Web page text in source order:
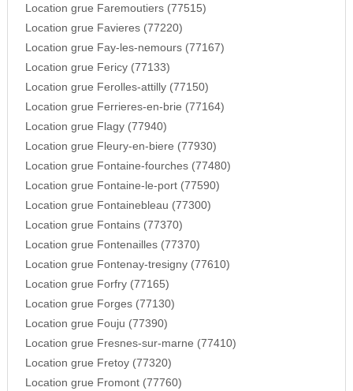
Location grue Faremoutiers (77515)
Location grue Favieres (77220)
Location grue Fay-les-nemours (77167)
Location grue Fericy (77133)
Location grue Ferolles-attilly (77150)
Location grue Ferrieres-en-brie (77164)
Location grue Flagy (77940)
Location grue Fleury-en-biere (77930)
Location grue Fontaine-fourches (77480)
Location grue Fontaine-le-port (77590)
Location grue Fontainebleau (77300)
Location grue Fontains (77370)
Location grue Fontenailles (77370)
Location grue Fontenay-tresigny (77610)
Location grue Forfry (77165)
Location grue Forges (77130)
Location grue Fouju (77390)
Location grue Fresnes-sur-marne (77410)
Location grue Fretoy (77320)
Location grue Fromont (77760)